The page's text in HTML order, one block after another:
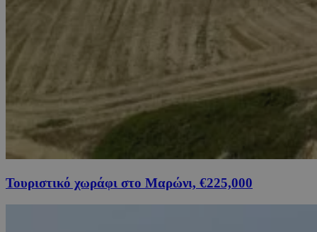
Τουριστικό χωράφι στο Μαρώνι, €225,000